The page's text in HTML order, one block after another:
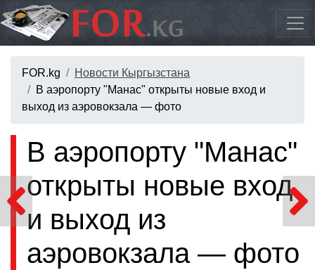
FOR.kg
Новости Кыргызстана
В аэропорту "Манас" открыты новые вход и
выход из аэровокзала — фото
В аэропорту "Манас"
открыты новые вход
и выход из
аэровокзала — фото